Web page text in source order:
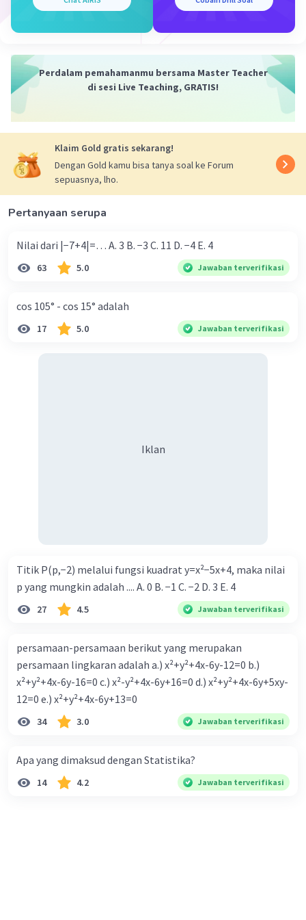
Perdalam pemahamanmu bersama Master Teacher
di sesi Live Teaching, GRATIS!
Klaim Gold gratis sekarang!
Dengan Gold kamu bisa tanya soal ke Forum
sepuasnya, lho.
Pertanyaan serupa
Nilai dari |−7+4|=… A. 3 B. −3 C. 11 D. −4 E. 4
63 5.0 Jawaban terverifikasi
cos 105° - cos 15° adalah
17 5.0 Jawaban terverifikasi
Iklan
Titik P(p,−2) melalui fungsi kuadrat y=x²−5x+4, maka nilai
p yang mungkin adalah .... A. 0 B. −1 C. −2 D. 3 E. 4
27 4.5 Jawaban terverifikasi
persamaan-persamaan berikut yang merupakan
persamaan lingkaran adalah a.) x²+y²+4x-6y-12=0 b.)
x²+y²+4x-6y-16=0 c.) x²-y²+4x-6y+16=0 d.) x²+y²+4x-6y+5xy-
12=0 e.) x²+y²+4x-6y+13=0
34 3.0 Jawaban terverifikasi
Apa yang dimaksud dengan Statistika?
14 4.2 Jawaban terverifikasi